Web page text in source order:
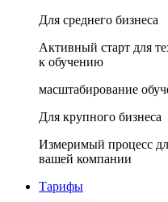
Для среднего бизнеса
Активный старт для
к обучению
масштабирование
Для крупного бизнеса
Измеримый процесс
вашей компании
Тарифы